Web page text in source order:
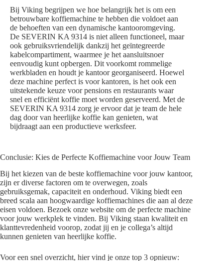
Bij Viking begrijpen we hoe belangrijk het is om een
betrouwbare koffiemachine te hebben die voldoet aan
de behoeften van een dynamische kantooromgeving.
De SEVERIN KA 9314 is niet alleen functioneel, maar
ook gebruiksvriendelijk dankzij het geïntegreerde
kabelcompartiment, waarmee je het aansluitsnoer
eenvoudig kunt opbergen. Dit voorkomt rommelige
werkbladen en houdt je kantoor georganiseerd. Hoewel
deze machine perfect is voor kantoren, is het ook een
uitstekende keuze voor pensions en restaurants waar
snel en efficiënt koffie moet worden geserveerd. Met de
SEVERIN KA 9314 zorg je ervoor dat je team de hele
dag door van heerlijke koffie kan genieten, wat
bijdraagt aan een productieve werksfeer.
Conclusie: Kies de Perfecte Koffiemachine voor Jouw Team
Bij het kiezen van de beste koffiemachine voor jouw kantoor,
zijn er diverse factoren om te overwegen, zoals
gebruiksgemak, capaciteit en onderhoud. Viking biedt een
breed scala aan hoogwaardige koffiemachines die aan al deze
eisen voldoen. Bezoek onze website om de perfecte machine
voor jouw werkplek te vinden. Bij Viking staan kwaliteit en
klanttevredenheid voorop, zodat jij en je collega’s altijd
kunnen genieten van heerlijke koffie.
Voor een snel overzicht, hier vind je onze top 3 opnieuw: